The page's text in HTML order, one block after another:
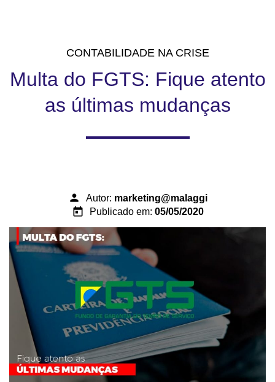
CONTABILIDADE NA CRISE
Multa do FGTS: Fique atento
as últimas mudanças
person Autor: marketing@malaggi
today Publicado em: 05/05/2020